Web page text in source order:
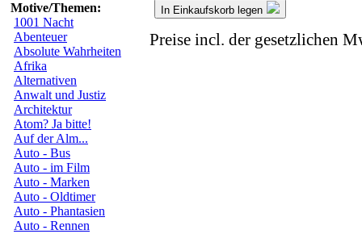
Motive/Themen:
1001 Nacht
Abenteuer
Absolute Wahrheiten
Afrika
Alternativen
Anwalt und Justiz
Architektur
Atom? Ja bitte!
Auf der Alm...
Auto - Bus
Auto - im Film
Auto - Marken
Auto - Oldtimer
Auto - Phantasien
Auto - Rennen
In Einkaufskorb legen
Preise incl. der gesetzlichen